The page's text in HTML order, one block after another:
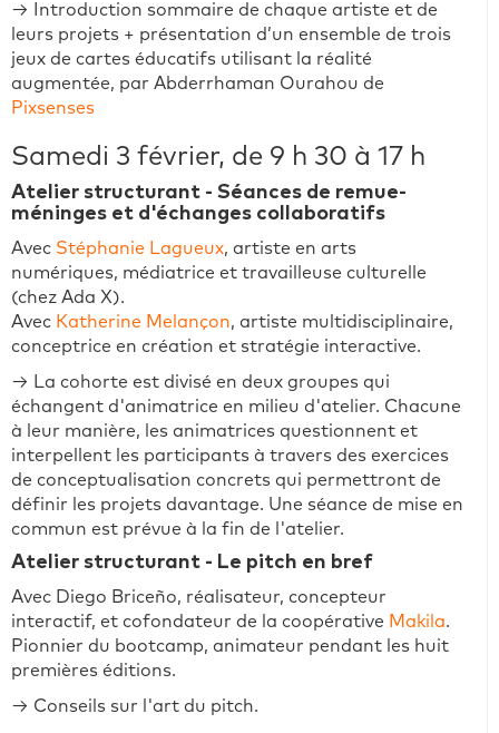
→ Introduction sommaire de chaque artiste et de
leurs projets + présentation d’un ensemble de trois
jeux de cartes éducatifs utilisant la réalité
augmentée, par Abderrhaman Ourahou de
Pixsenses
Samedi 3 février, de 9 h 30 à 17 h
Atelier structurant - Séances de remue-
méninges et d'échanges collaboratifs
Avec Stéphanie Lagueux, artiste en arts
numériques, médiatrice et travailleuse culturelle
(chez Ada X).
Avec Katherine Melançon, artiste multidisciplinaire,
conceptrice en création et stratégie interactive.
→ La cohorte est divisé en deux groupes qui
échangent d'animatrice en milieu d'atelier. Chacune
à leur manière, les animatrices questionnent et
interpellent les participants à travers des exercices
de conceptualisation concrets qui permettront de
définir les projets davantage. Une séance de mise en
commun est prévue à la fin de l'atelier.
Atelier structurant - Le pitch en bref
Avec Diego Briceño, réalisateur, concepteur
interactif, et cofondateur de la coopérative Makila.
Pionnier du bootcamp, animateur pendant les huit
premières éditions.
→ Conseils sur l'art du pitch.